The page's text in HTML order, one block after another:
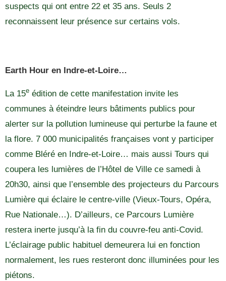
suspects qui ont entre 22 et 35 ans. Seuls 2
reconnaissent leur présence sur certains vols.
Earth Hour en Indre-et-Loire…
La 15e édition de cette manifestation invite les
communes à éteindre leurs bâtiments publics pour
alerter sur la pollution lumineuse qui perturbe la faune et
la flore. 7 000 municipalités françaises vont y participer
comme Bléré en Indre-et-Loire… mais aussi Tours qui
coupera les lumières de l’Hôtel de Ville ce samedi à
20h30, ainsi que l’ensemble des projecteurs du Parcours
Lumière qui éclaire le centre-ville (Vieux-Tours, Opéra,
Rue Nationale…). D’ailleurs, ce Parcours Lumière
restera inerte jusqu’à la fin du couvre-feu anti-Covid.
L’éclairage public habituel demeurera lui en fonction
normalement, les rues resteront donc illuminées pour les
piétons.